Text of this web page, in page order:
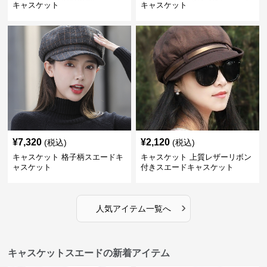
キャスケット
キャスケット
¥7,320 (税込)
キャスケット 格子柄スエードキ
ャスケット
¥2,120 (税込)
キャスケット 上質レザーリボン
付きスエードキャスケット
人気アイテム一覧へ ›
キャスケットスエードの新着アイテム